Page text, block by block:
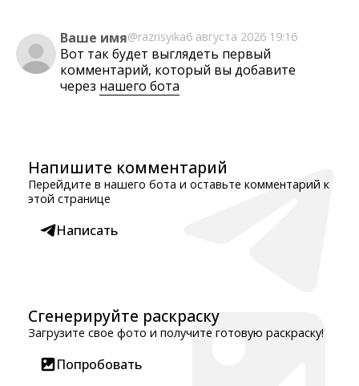
Ваше имя@razrisyika6 августа 2026 19:16
Вот так будет выглядеть первый
комментарий, который вы добавите
через нашего бота
Напишите комментарий
Перейдите в нашего бота и оставьте комментарий к
этой странице
Написать
Сгенерируйте раскраску
Загрузите свое фото и получите готовую раскраску!
Попробовать